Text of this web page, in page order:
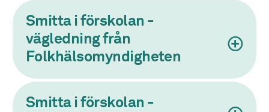
Smitta i förskolan -
vägledning från
Folkhälsomyndigheten
Smitta i förskolan -